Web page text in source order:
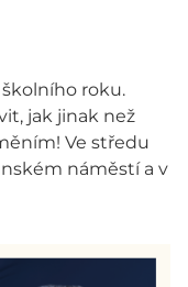
školního roku.
jak jinak než
Ve středu
náměstí a v